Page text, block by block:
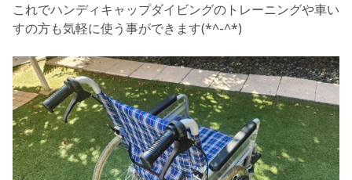
これでハンディキャップダイビングのトレーニングや車い
すの方も気軽に使う事ができます(*^-^*)